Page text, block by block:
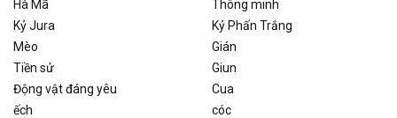
Hà Mã
Thông minh
Kỷ Jura
Kỷ Phấn Trắng
Mèo
Gián
Tiền sử
Giun
Động vật đáng yêu
Cua
ếch
cóc